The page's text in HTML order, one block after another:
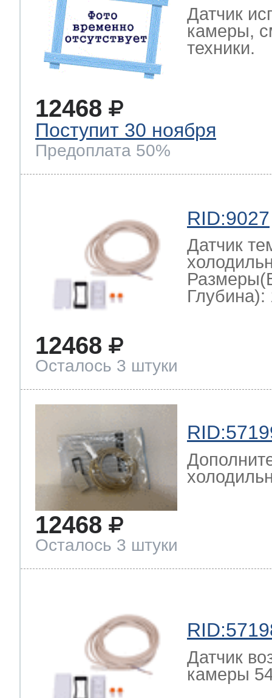
Датчик
камеры,
техники.
12468
Поступит 30 ноября
Предоплата 50%
RID:9027
Датчик
Глубина):
12468
Осталось 3 штуки
12468
Осталось 3 штуки
Датчик
камеры